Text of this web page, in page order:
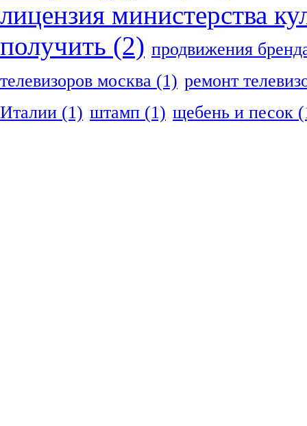
лицензия министерства
получить (2) продвижения
телевизоров москва (1) ремонт
Италии (1) штамп (1) щебень и песок